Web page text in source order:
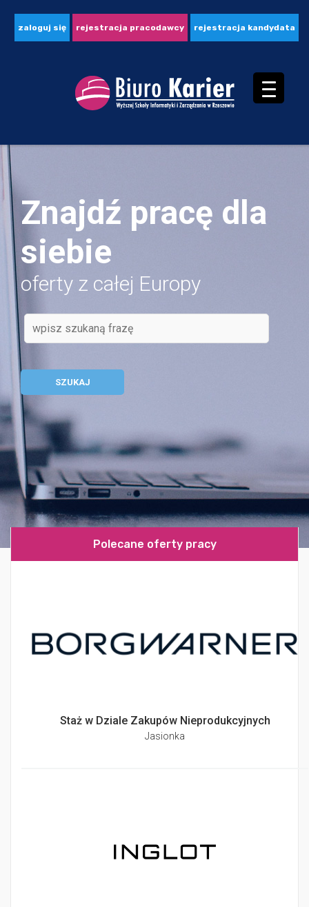
zaloguj się rejestracja pracodawcy rejestracja kandydata
Znajdź pracę dla
siebie
oferty z całej Europy
Polecane oferty pracy
Staż w Dziale Zakupów Nieprodukcyjnych
Jasionka